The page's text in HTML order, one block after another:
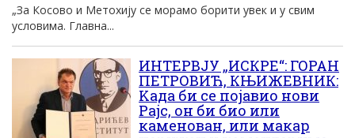
„За Косово и Метохију се морамо борити увек и у свим
условима. Главна...
ИНТЕРВЈУ „ИСКРЕ“: ГОРАН
ПЕТРОВИЋ, КЊИЖЕВНИК:
Kада би се појавио нови
Рајс, он би био или
каменован, или макар